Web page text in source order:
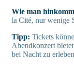
Wie man
la Cité, nur wenige
Tipp: Tickets
Abendkonzert
bei Nacht zu